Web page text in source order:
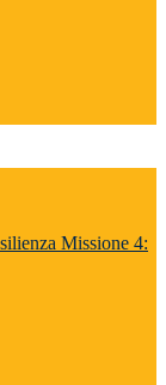
Missione 4: